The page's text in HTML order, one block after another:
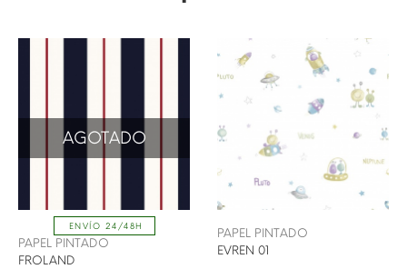
ENVÍO 24/48H
AGOTADO
PAPEL PINTADO
FROLAND
PAPEL PINTADO
EVREN 01